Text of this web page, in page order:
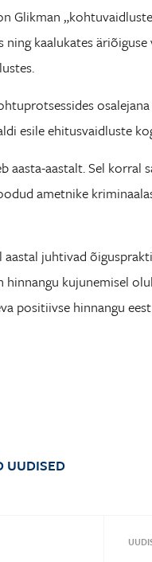
Glikman
kaalukates
esile ehitusvaidluste
aasta-aastalt. Sel korral
ametnike
aastal juhtivad
hinnangu kujunemisel
positiivse hinnangu
UUDISED